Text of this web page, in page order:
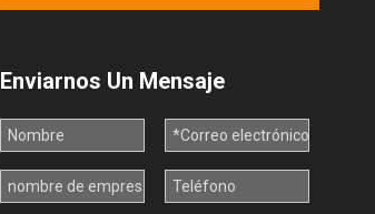
Enviarnos Un Mensaje